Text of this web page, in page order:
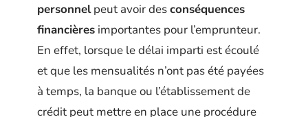
personnelpeut avoir desconséquences
financières importantes pour l’emprunteur.
En effet, lorsque le délai imparti est écoulé
et que les mensualités n’ont pas été payées
à temps, la banque ou l’établissement de
crédit peut mettre en place une procédure